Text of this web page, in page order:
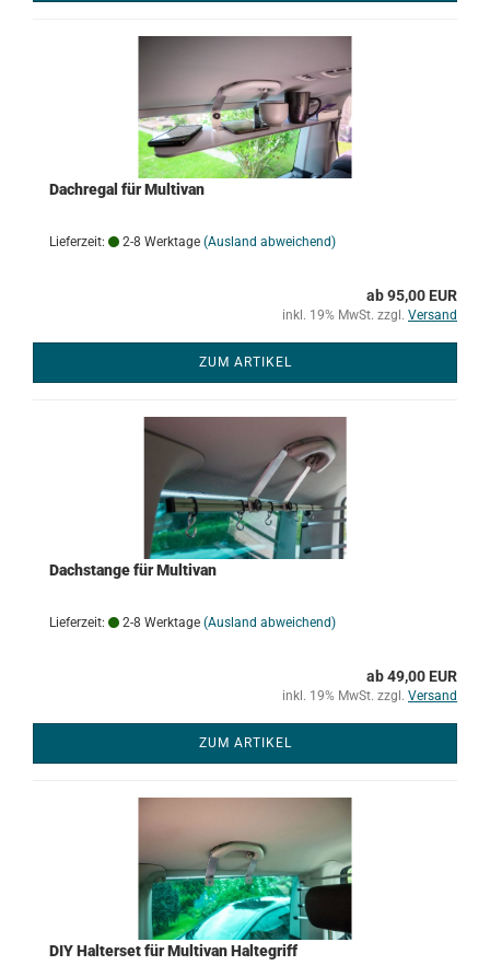
Dachregal für Multivan
Lieferzeit: 2-8 Werktage (Ausland abweichend)
ab 95,00 EUR
inkl. 19% MwSt. zzgl. Versand
ZUM ARTIKEL
Dachstange für Multivan
Lieferzeit: 2-8 Werktage (Ausland abweichend)
ab 49,00 EUR
inkl. 19% MwSt. zzgl. Versand
ZUM ARTIKEL
DIY Halterset für Multivan Haltegriff